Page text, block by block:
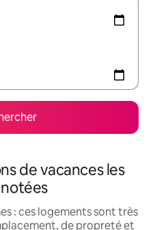
de vacances les
: ces logements sont très
de propreté et